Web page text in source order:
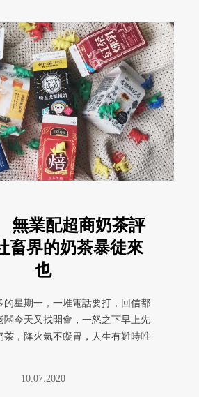
無業配超商奶茶評
界的奶茶暴徒來
也
的星期一，一堆電話要打，回信都
闆今天又找開會，一怒之下早上先
茶，降火氣不礙胃，人生有難時唯
10.07.2020